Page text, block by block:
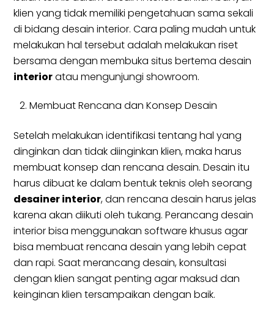
klien yang tidak memiliki pengetahuan sama sekali
di bidang desain interior. Cara paling mudah untuk
melakukan hal tersebut adalah melakukan riset
bersama dengan membuka situs bertema desain
interioratau mengunjungi showroom.
Membuat Rencana dan Konsep Desain
Setelah melakukan identifikasi tentang hal yang
dinginkan dan tidak diinginkan klien, maka harus
membuat konsep dan rencana desain. Desain itu
harus dibuat ke dalam bentuk teknis oleh seorang
desainer interior, dan rencana desain harus jelas
karena akan diikuti oleh tukang. Perancang desain
interior bisa menggunakan software khusus agar
bisa membuat rencana desain yang lebih cepat
dan rapi. Saat merancang desain, konsultasi
dengan klien sangat penting agar maksud dan
keinginan klien tersampaikan dengan baik.